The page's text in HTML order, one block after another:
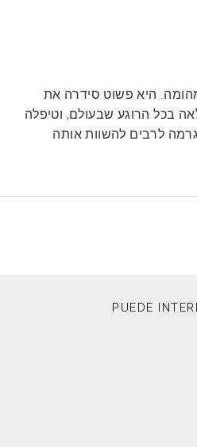
מהומה. היא פשוט סידרה את
בכל הרוגע שבעולם, וטיפלה
לרבים להשוות אותה
PUEDE